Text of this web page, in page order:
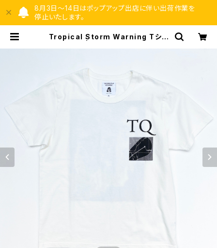
8月3日〜14日はポップアップ出店に伴い出荷作業を
停止いたします。
Tropical Storm Warning Tシャ